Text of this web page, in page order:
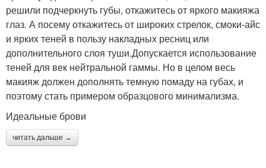
решили подчеркнуть губы, откажитесь от яркого макияжа
глаз. А посему откажитесь от широких стрелок, смоки-айс
и ярких теней в пользу накладных ресниц или
дополнительного слоя туши.Допускается использование
теней для век нейтральной гаммы. Но в целом весь
макияж должен дополнять темную помаду на губах, и
поэтому стать примером образцового минимализма.
Идеальные брови
читать дальше →